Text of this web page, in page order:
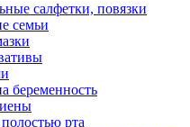
салфетки, повязки
семьи
беременность
рта